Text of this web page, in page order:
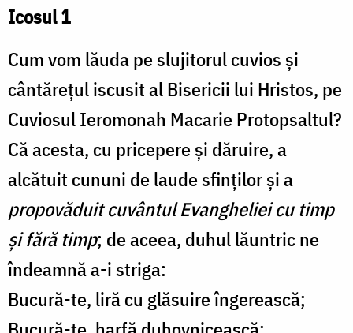
Icosul 1
Cum vom lăuda pe slujitorul cuvios și
cântărețul iscusit al Bisericii lui Hristos, pe
Cuviosul Ieromonah Macarie Protopsaltul?
Că acesta, cu pricepere și dăruire, a
alcătuit cununi de laude sfinților și a
propovăduit cuvântul Evangheliei cu timp
și fără timp; de aceea, duhul lăuntric ne
îndeamnă a-i striga:
Bucură-te, liră cu glăsuire îngerească;